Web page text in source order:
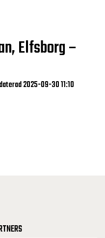
Elfsborg –
2025-09-30 11:10